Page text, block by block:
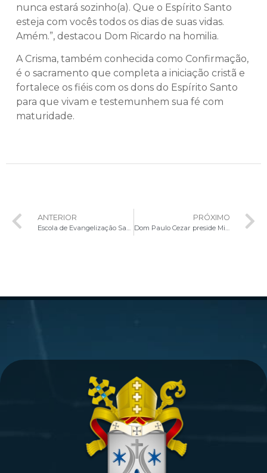
nunca estará sozinho(a). Que o Espírito Santo
esteja com vocês todos os dias de suas vidas.
Amém.”, destacou Dom Ricardo na homilia.
A Crisma, também conhecida como Confirmação,
é o sacramento que completa a iniciação cristã e
fortalece os fiéis com os dons do Espírito Santo
para que vivam e testemunhem sua fé com
maturidade.
ANTERIOR PRÓXIMO